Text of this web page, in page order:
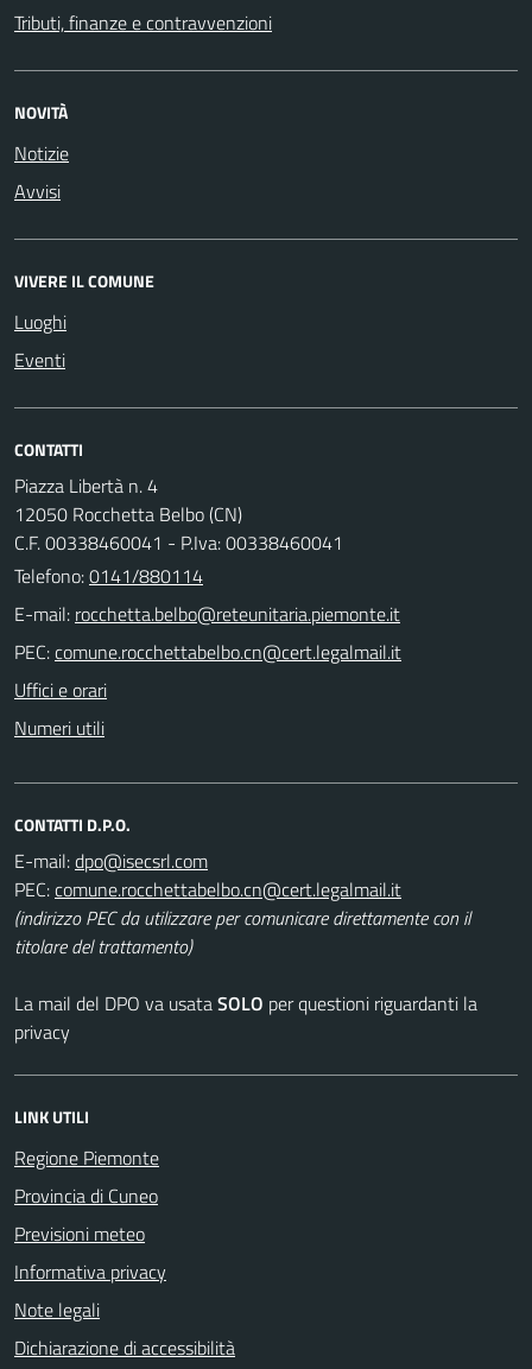
Tributi, finanze e contravvenzioni
NOVITÀ
Notizie
Avvisi
VIVERE IL COMUNE
Luoghi
Eventi
CONTATTI
Piazza Libertà n. 4
12050 Rocchetta Belbo (CN)
C.F. 00338460041 - P.Iva: 00338460041
Telefono:0141/880114
E-mail:
PEC:
Uffici e orari
Numeri utili
CONTATTI D.P.O.
E-mail:
PEC:
(indirizzo PEC da utilizzare per comunicare direttamente con il
titolare del trattamento)
La mail del DPO va usataSOLO per questioni riguardanti la
privacy
LINK UTILI
Regione Piemonte
Provincia di Cuneo
Previsioni meteo
Informativa privacy
Note legali
Dichiarazione di accessibilità